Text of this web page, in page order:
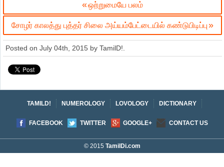
ஒற்றுமையே பலம்
சோழர் காலத்து புத்தர் சிலை அய்யம்பேட்டையில் கண்டுபிடிப்பு
Posted on July 04th, 2015 by TamilD!.
TAMILD! NUMEROLOGY LOVOLOGY DICTIONARY
FACEBOOK TWITTER GOOGLE+ CONTACT US
© 2015 TamilDi.com